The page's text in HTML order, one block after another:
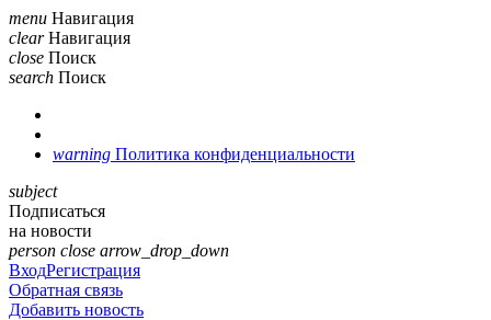
menu Навигация
clear Навигация
close Поиск
search Поиск
warning Политика конфиденциальности
subject
Подписаться
на новости
person close arrow_drop_down
ВходРегистрация
Обратная связь
Добавить новость